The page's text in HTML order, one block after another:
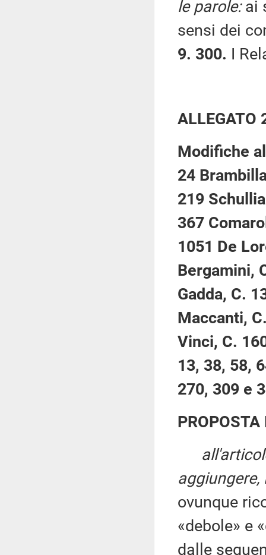
le parole:ai
sensi dei
9. 300. I
ALLEGATO
Modifiche
24
219
367
1051 De
Bergamini,
Gadda, C.
Maccanti,
Vinci, C.
13, 38, 58,
270, 309 e
ovunque
«debole» e
dalle